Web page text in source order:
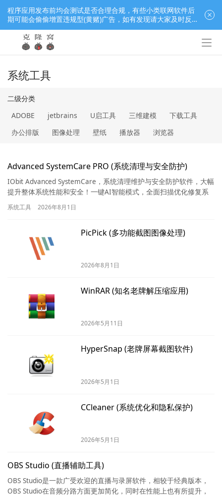
系统工具
二级分类
ADOBE
jetbrains U启工具 三维建模
下载工具
办公排版
图像处理 壁纸 播放器
浏览器
视频音频
解压缩 远程工具 音乐播放器
Advanced SystemCare PRO (系统清理与安全防护)
IObit Advanced SystemCare，系统清理维护与安全防护软件，大幅
提升整体系统性能和安全！一键AI智能模式，全面扫描优化修复系
统，拥有性能加速模式、系统优化、网络…
系统工具 2026年8月1日
PicPick (多功能截图图像处理)
2026年8月1日
WinRAR (知名老牌解压缩应用)
2026年5月11日
HyperSnap (老牌屏幕截图软件)
2026年5月1日
CCleaner (系统优化和隐私保护)
2026年5月1日
OBS Studio (直播辅助工具)
OBS Studio是一款广受欢迎的直播与录屏软件，相较于经典版本，
OBS Studio在音频分路方面更加简化，同时在性能上也有所提升，
程序应用发布前均会测试是否合理合规，有些小类联网软件后
期可能会偷偷增置违规型(黄赌)广告，如有发现请大家及时反
馈窝长进行处理，共同监督维护良好的程序应用下载社区！